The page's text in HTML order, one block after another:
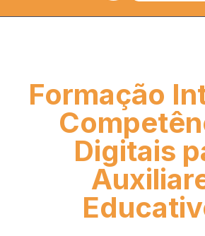
Formação
Digitais